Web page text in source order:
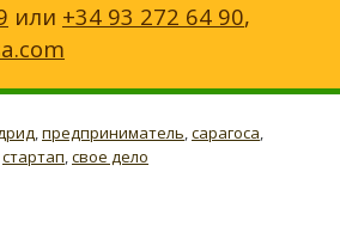
или +34 93 272 64 90,
,предприниматель,сарагоса,
стартап,свое дело